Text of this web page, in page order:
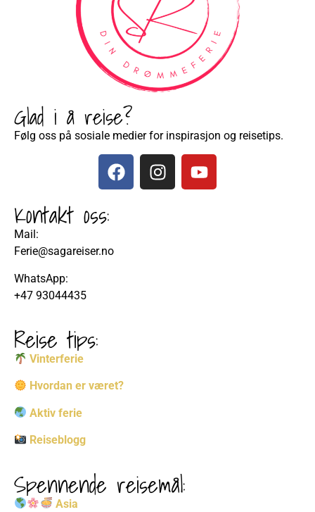
Glad i å reise?
Følg oss på sosiale medier for inspirasjon og reisetips.
Kontakt oss:
Mail:
Ferie@sagareiser.no
WhatsApp:
+47 93044435
Reise tips:
Vinterferie
Hvordan er været?
Aktiv ferie
Reiseblogg
Spennende reisemål:
Asia